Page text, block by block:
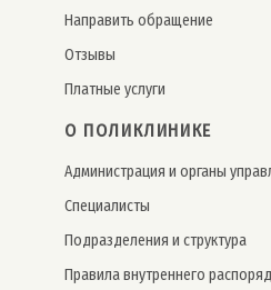
Направить обращение
Отзывы
Платные услуги
О ПОЛИКЛИНИКЕ
Администрация и органы
Специалисты
Подразделения и структура
Правила внутреннего